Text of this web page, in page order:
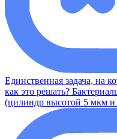
Единственная задача, на
как это решать?
(цилиндр высотой 5 мкм и